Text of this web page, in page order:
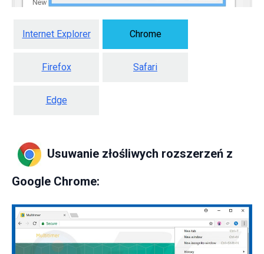
Internet Explorer Chrome
Firefox Safari
Edge
Usuwanie złośliwych rozszerzeń z
Google Chrome: